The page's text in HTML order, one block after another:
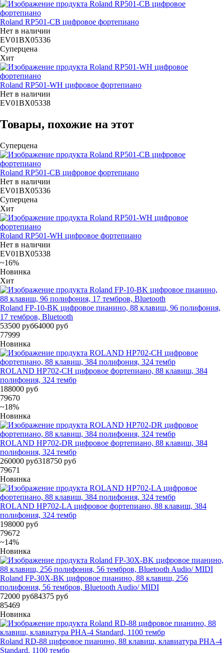
Roland RP501-CB цифровое фортепиано
Нет в наличии
EV01BX05336
Суперцена
Хит
Roland RP501-WH цифровое фортепиано
Нет в наличии
EV01BX05338
Товары, похожие на этот
Суперцена
Roland RP501-CB цифровое фортепиано
Нет в наличии
EV01BX05336
Суперцена
Хит
Roland RP501-WH цифровое фортепиано
Нет в наличии
EV01BX05338
~16%
Новинка
Хит
Roland FP-10-BK цифровое пианино, 88 клавиш, 96 полифония,
17 тембров, Bluetooth
53500 руб64000 руб
77999
Новинка
ROLAND HP702-CH цифровое фортепиано, 88 клавиш, 384
полифония, 324 тембр
188000 руб
79670
~18%
Новинка
ROLAND HP702-DR цифровое фортепиано, 88 клавиш, 384
полифония, 324 тембр
260000 руб318750 руб
79671
Новинка
ROLAND HP702-LA цифровое фортепиано, 88 клавиш, 384
полифония, 324 тембр
198000 руб
79672
~14%
Новинка
Roland FP-30X-BK цифровое пианино, 88 клавиш, 256
полифония, 56 тембров, Bluetooth Audio/ MIDI
72000 руб84375 руб
85469
Новинка
Roland RD-88 цифровое пианино, 88 клавиш, клавиатура PHA-4
Standard, 1100 тембр